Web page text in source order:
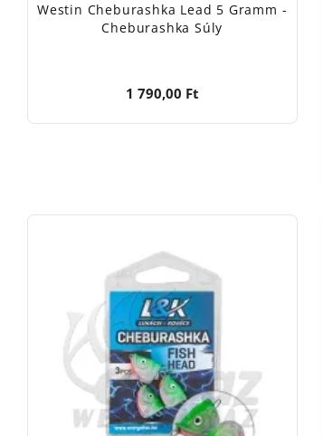
Westin Cheburashka Lead 5 Gramm -
Cheburashka Súly
1 790,00 Ft